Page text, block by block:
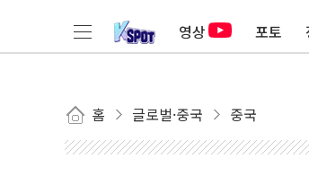
영상 포토
홈 글로벌·중국 중국